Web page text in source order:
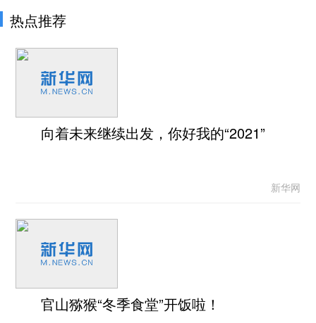
热点推荐
向着未来继续出发，你好我的“2021”
新华网
官山猕猴“冬季食堂”开饭啦！